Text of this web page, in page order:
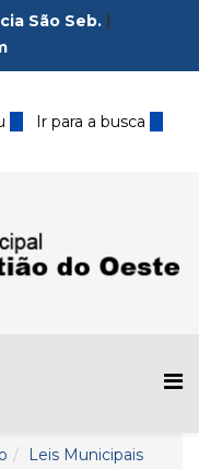
São Seb. |
2 Ir para a busca3
Leis Municipais